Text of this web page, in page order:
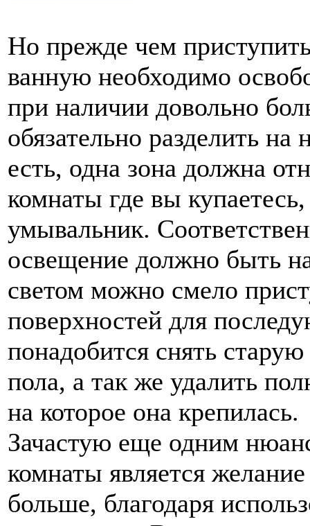
Но прежде чем
ванную необходимо
при наличии довольно
обязательно разделить на
есть, одна зона должна
комнаты где вы
умывальник.
освещение должно быть
светом можно смело
поверхностей для
понадобится снять
пола, а так же удалить
на которое она крепилась.
Зачастую еще одним
комнаты является
больше, благодаря